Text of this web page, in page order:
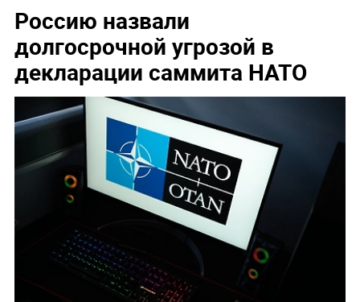
Россию назвали
долгосрочной угрозой в
декларации саммита НАТО